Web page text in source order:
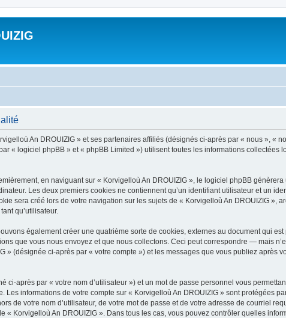
An DROUIZIG » et ses partenaires affiliés (désignés ci-après par « nous », «
« logiciel phpBB » et « phpBB Limited ») utilisent toutes les informations collectées
en naviguant sur « Korvigelloù An DROUIZIG », le logiciel phpBB
Les deux premiers cookies ne contiennent qu’un identifiant utilisateur et un
sera créé lors de votre navigation sur les sujets de « Korvigelloù An DROUIZIG »,
qu’utilisateur.
également créer une quatrième sorte de cookies, externes au document qui
que vous nous envoyez et que nous collectons. Ceci peut correspondre — mais
» (désignée ci-après par « votre compte ») et les messages que vous publiez après
ci-après par « votre nom d’utilisateur ») et un mot de passe personnel vous
informations de votre compte sur « Korvigelloù An DROUIZIG » sont protégées
de votre nom d’utilisateur, de votre mot de passe et de votre adresse de courriel
Korvigelloù An DROUIZIG ». Dans tous les cas, vous pouvez contrôler quelles